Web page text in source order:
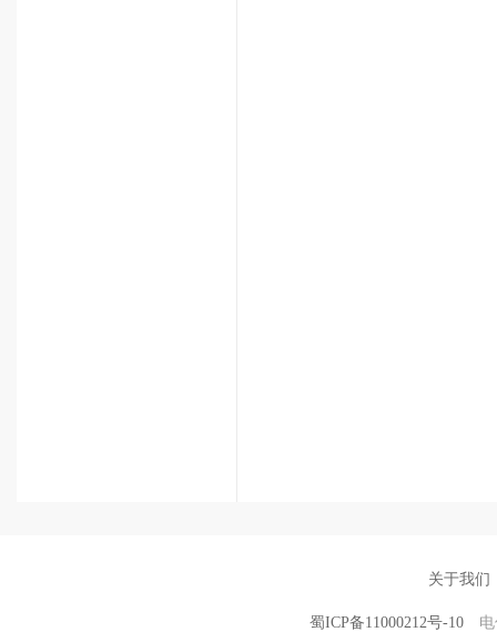
关于我们
蜀ICP备11000212号-10